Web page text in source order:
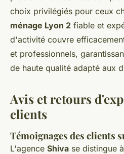
choix privilégiés pour ceux
ménage Lyon 2 fiable et
d'activité couvre
et professionnels,
de haute qualité adapté aux
Avis et retours
clients
Témoignages des clients
L'agence Shiva se distingue